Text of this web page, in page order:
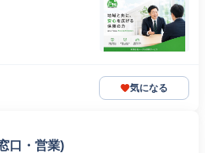
気になる
口・営業)